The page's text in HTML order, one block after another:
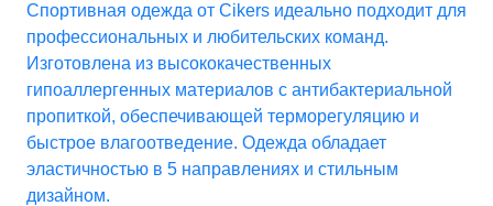
Спортивная одежда от Cikers идеально подходит для
профессиональных и любительских команд.
Изготовлена из высококачественных
гипоаллергенных материалов с антибактериальной
пропиткой, обеспечивающей терморегуляцию и
быстрое влагоотведение. Одежда обладает
эластичностью в 5 направлениях и стильным
дизайном.